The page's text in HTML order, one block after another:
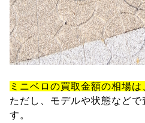
ミニベロの買取金額の相場は
ただし、モデルや状態などで
す。